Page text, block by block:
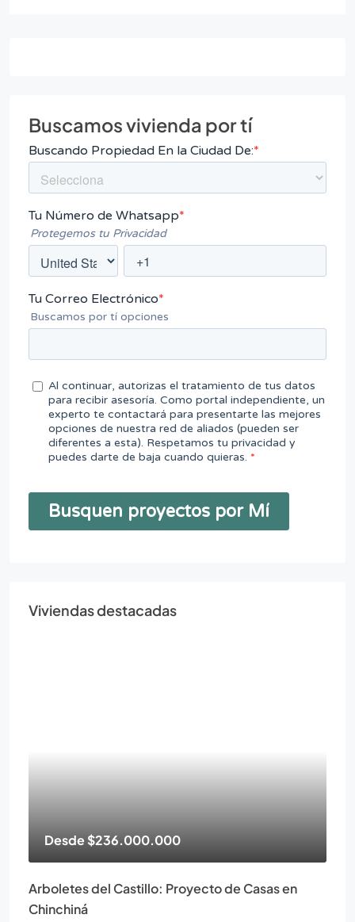
Buscamos vivienda por tí
Viviendas destacadas
Desde$236.000.000
Arboletes del Castillo: Proyecto de Casas en
Chinchiná